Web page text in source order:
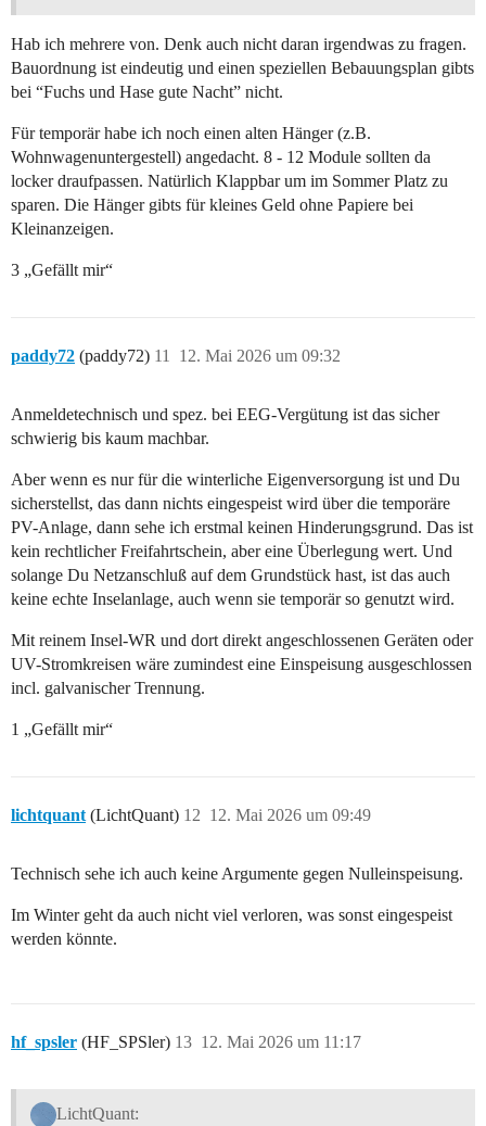
Hab ich mehrere von. Denk auch nicht daran irgendwas zu fragen.
Bauordnung ist eindeutig und einen speziellen Bebauungsplan gibts
bei “Fuchs und Hase gute Nacht” nicht.
Für temporär habe ich noch einen alten Hänger (z.B.
Wohnwagenuntergestell) angedacht. 8 - 12 Module sollten da
locker draufpassen. Natürlich Klappbar um im Sommer Platz zu
sparen. Die Hänger gibts für kleines Geld ohne Papiere bei
Kleinanzeigen.
3 „Gefällt mir“
paddy72 (paddy72) 12. Mai 2026 um 09:32
11
Anmeldetechnisch und spez. bei EEG-Vergütung ist das sicher
schwierig bis kaum machbar.
Aber wenn es nur für die winterliche Eigenversorgung ist und Du
sicherstellst, das dann nichts eingespeist wird über die temporäre
PV-Anlage, dann sehe ich erstmal keinen Hinderungsgrund. Das ist
kein rechtlicher Freifahrtschein, aber eine Überlegung wert. Und
solange Du Netzanschluß auf dem Grundstück hast, ist das auch
keine echte Inselanlage, auch wenn sie temporär so genutzt wird.
Mit reinem Insel-WR und dort direkt angeschlossenen Geräten oder
UV-Stromkreisen wäre zumindest eine Einspeisung ausgeschlossen
incl. galvanischer Trennung.
1 „Gefällt mir“
lichtquant (LichtQuant) 12. Mai 2026 um 09:49
12
Technisch sehe ich auch keine Argumente gegen Nulleinspeisung.
Im Winter geht da auch nicht viel verloren, was sonst eingespeist
werden könnte.
hf_spsler (HF_SPSler) 12. Mai 2026 um 11:17
13
LichtQuant: